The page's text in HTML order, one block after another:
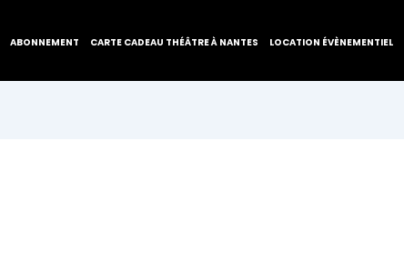
ABONNEMENT CARTE CADEAU THÉÂTRE À NANTES LOCATION ÉVÈNEMENTIEL